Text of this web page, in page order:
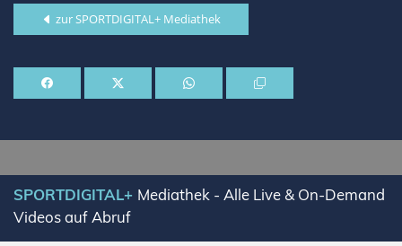
zur SPORTDIGITAL+ Mediathek
SPORTDIGITAL+ Mediathek - Alle Live & On-Demand
Videos auf Abruf